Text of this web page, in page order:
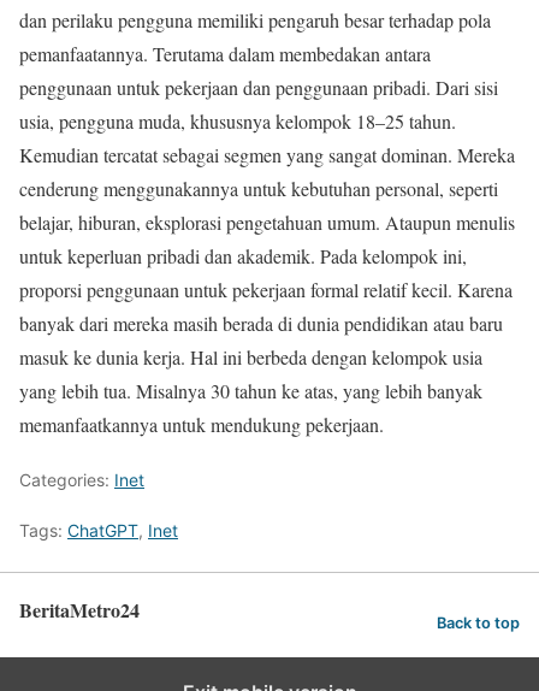
dan perilaku pengguna memiliki pengaruh besar terhadap pola
pemanfaatannya. Terutama dalam membedakan antara
penggunaan untuk pekerjaan dan penggunaan pribadi. Dari sisi
usia, pengguna muda, khususnya kelompok 18–25 tahun.
Kemudian tercatat sebagai segmen yang sangat dominan. Mereka
cenderung menggunakannya untuk kebutuhan personal, seperti
belajar, hiburan, eksplorasi pengetahuan umum. Ataupun menulis
untuk keperluan pribadi dan akademik. Pada kelompok ini,
proporsi penggunaan untuk pekerjaan formal relatif kecil. Karena
banyak dari mereka masih berada di dunia pendidikan atau baru
masuk ke dunia kerja. Hal ini berbeda dengan kelompok usia
yang lebih tua. Misalnya 30 tahun ke atas, yang lebih banyak
memanfaatkannya untuk mendukung pekerjaan.
Categories: Inet
Tags: ChatGPT, Inet
BeritaMetro24 Back to top